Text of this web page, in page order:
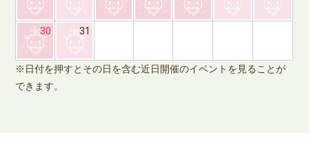
30 31
※日付を押すとその日を含む近日開催のイベントを見ることが
できます。